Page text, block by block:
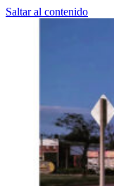
Saltar al contenido